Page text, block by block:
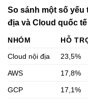
So sánh một số
địa và Cloud quốc tế
NHÓM HỖ
Cloud nội địa
23,5%
AWS 17,8%
GCP 17,1%